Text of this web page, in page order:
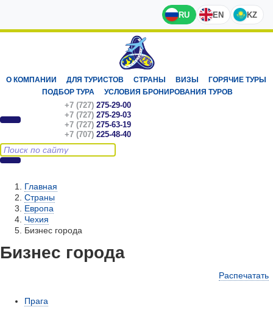
RU EN KZ
О КОМПАНИИ ДЛЯ ТУРИСТОВ СТРАНЫ ВИЗЫ
ГОРЯЧИЕ ТУРЫ
ПОДБОР ТУРА
УСЛОВИЯ БРОНИРОВАНИЯ ТУРОВ
+7 (727) 275-29-00
+7 (727) 275-29-03
+7 (727) 275-63-19
+7 (707) 225-48-40
Главная
Страны
Европа
Чехия
Бизнес города
Бизнес города
Распечатать
Прага